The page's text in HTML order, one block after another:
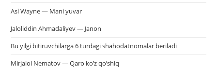
Asl Wayne — Mani yuvar
Jaloliddin Ahmadaliyev — Janon
Bu yilgi bitiruvchilarga 6 turdagi shahodatnomalar beriladi
Mirjalol Nematov — Qaro ko’z qo’shiq